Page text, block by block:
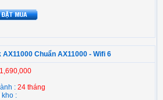
Chuẩn AX11000 - Wifi 6
: 24 tháng
kho :